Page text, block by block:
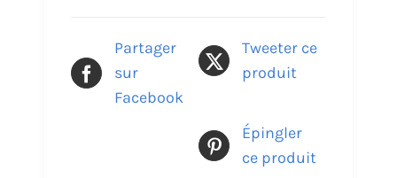
Partager
sur
Facebook
Tweeter ce
produit
Épingler
ce produit